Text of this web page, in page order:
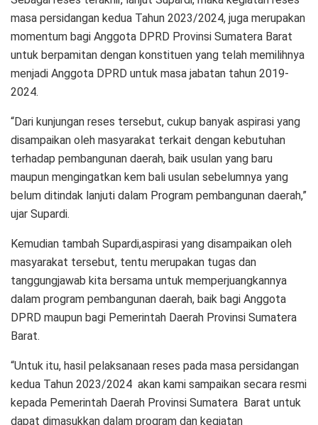
masa persidangan kedua Tahun 2023/2024, juga merupakan
momentum bagi Anggota DPRD Provinsi Sumatera Barat
untuk berpamitan dengan konstituen yang telah memilihnya
menjadi Anggota DPRD untuk masa jabatan tahun 2019-
2024.
“Dari kunjungan reses tersebut, cukup banyak aspirasi yang
disampaikan oleh masyarakat terkait dengan kebutuhan
terhadap pembangunan daerah, baik usulan yang baru
maupun mengingatkan kem bali usulan sebelumnya yang
belum ditindak lanjuti dalam Program pembangunan daerah,”
ujar Supardi.
Kemudian tambah Supardi,aspirasi yang disampaikan oleh
masyarakat tersebut, tentu merupakan tugas dan
tanggungjawab kita bersama untuk memperjuangkannya
dalam program pembangunan daerah, baik bagi Anggota
DPRD maupun bagi Pemerintah Daerah Provinsi Sumatera
Barat.
“Untuk itu, hasil pelaksanaan reses pada masa persidangan
kedua Tahun 2023/2024 akan kami sampaikan secara resmi
kepada Pemerintah Daerah Provinsi Sumatera Barat untuk
dapat dimasukkan dalam program dan kegiatan